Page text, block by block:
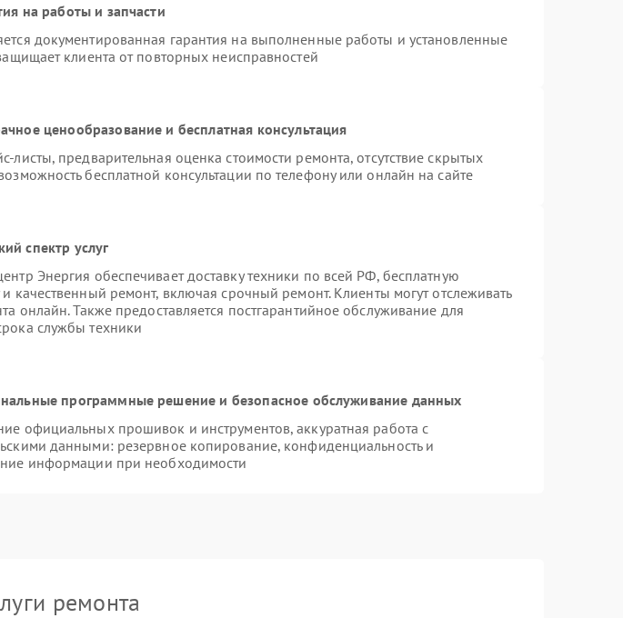
на работы и запчасти
документированная гарантия на выполненные работы и установленные
клиента от повторных неисправностей
ценообразование и бесплатная консультация
листы, предварительная оценка стоимости ремонта, отсутствие скрытых
бесплатной консультации по телефону или онлайн на сайте
спектр услуг
Энергия обеспечивает доставку техники по всей РФ, бесплатную
и качественный ремонт, включая срочный ремонт. Клиенты могут отслеживать
онлайн. Также предоставляется постгарантийное обслуживание для
службы техники
программные решение и безопасное обслуживание данных
официальных прошивок и инструментов, аккуратная работа с
данными: резервное копирование, конфиденциальность и
информации при необходимости
ремонта